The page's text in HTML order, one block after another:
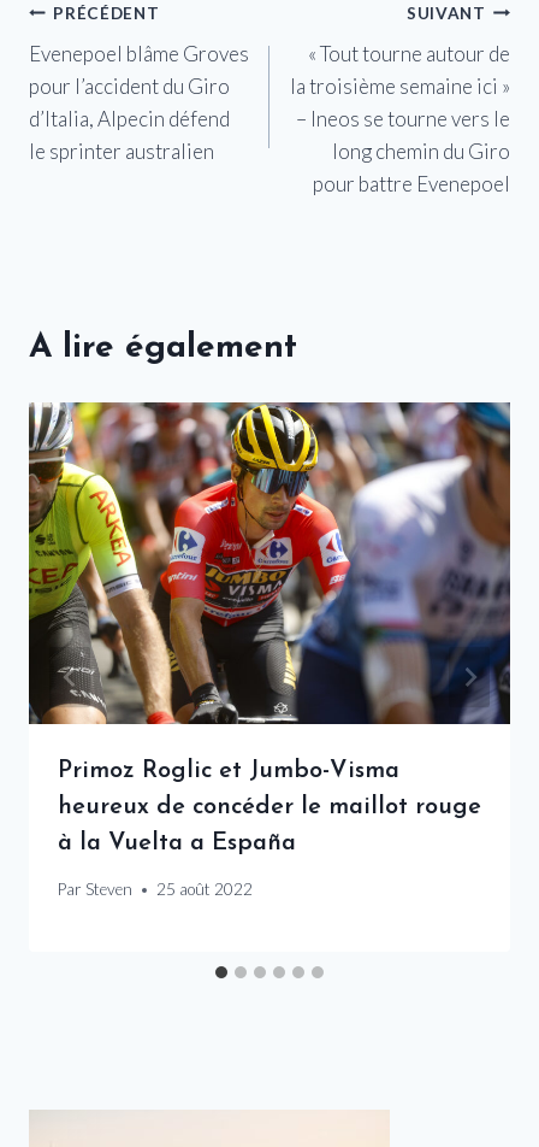
Navigation
de
l’article
PRÉCÉDENT
Evenepoel blâme Groves
pour l’accident du Giro
d’Italia, Alpecin défend
le sprinter australien
SUIVANT
« Tout tourne autour de
la troisième semaine ici »
– Ineos se tourne vers le
long chemin du Giro
pour battre Evenepoel
A lire également
Primoz Roglic et Jumbo-Visma
heureux de concéder le maillot rouge
à la Vuelta a España
Par Steven 25 août 2022